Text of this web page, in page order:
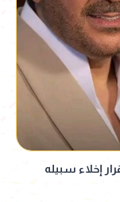
إخلاء سبيله